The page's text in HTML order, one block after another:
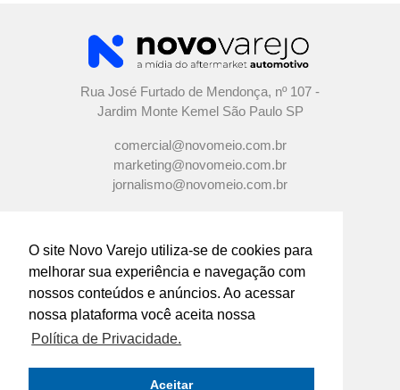
O site Novo Varejo utiliza-se de cookies para
melhorar sua experiência e navegação com
nossos conteúdos e anúncios. Ao acessar
nossa plataforma você aceita nossa
Política de Privacidade.
Aceitar
Rua José Furtado de Mendonça, nº 107 -
Jardim Monte Kemel São Paulo SP
comercial@novomeio.com.br
marketing@novomeio.com.br
jornalismo@novomeio.com.br
CONFIRA AS NOSSAS REDES
SOCIAIS
O principal canal de comunicação de grandes
indústrias e distribuidores com os